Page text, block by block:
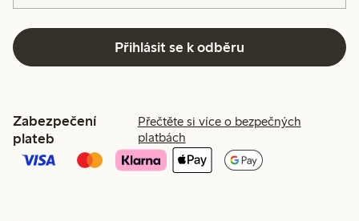
Přihlásit se k odběru
Zabezpečení
plateb
Přečtěte si více o bezpečných
platbách